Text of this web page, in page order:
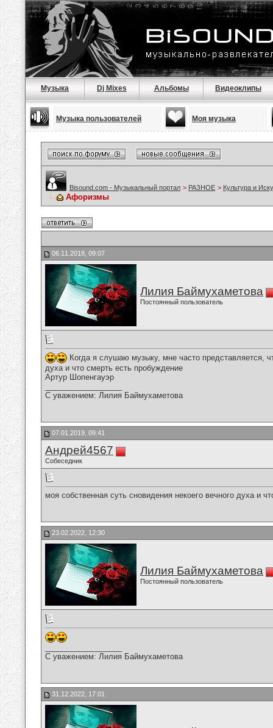
Музыка Dj Mixes Альбомы Видеоклипы
Музыка пользователей Моя музыка
Bisound.com - Музыкальный портал > РАЗНОЕ > Культура и
Афоризмы
06.11.2018, 09:07
Лилия Баймухаметова
Постоянный пользователь
Когда я слушаю музыку, мне часто представляется,
духа и что смерть есть пробуждение
Артур Шопенгауэр
С уважением: Лилия Баймухаметова
07.01.2019, 09:41
Андрей4567
Собеседник
моя собственная суть сновидения некоего вечного духа и
23.02.2022, 12:30
Лилия Баймухаметова
Постоянный пользователь
С уважением: Лилия Баймухаметова
31.12.2022, 17:01